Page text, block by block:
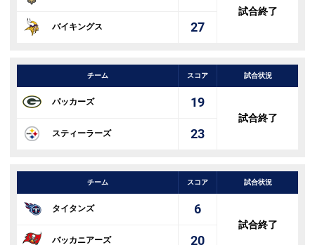
試合終了
バイキングス 27
チーム スコア 試合状況
パッカーズ 19
試合終了
スティーラーズ 23
チーム スコア 試合状況
タイタンズ 6
試合終了
バッカニアーズ 20